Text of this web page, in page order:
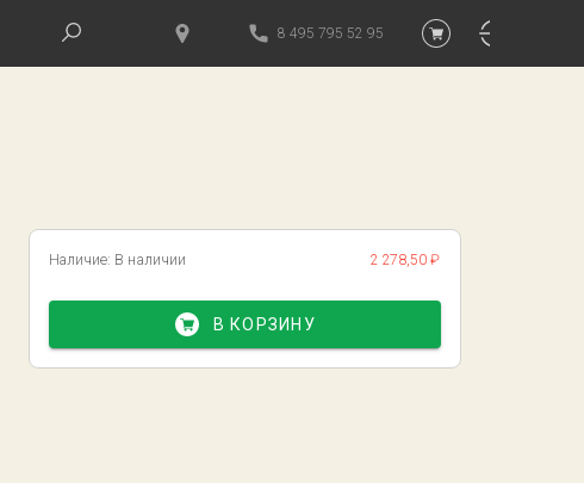
8 495 795 52 95
Наличие: В наличии 2 278,50 ₽
В КОРЗИНУ